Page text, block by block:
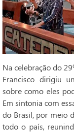
Na celebração do
Francisco dirigiu
sobre como eles
Em sintonia com
do Brasil, por meio
todo o país,